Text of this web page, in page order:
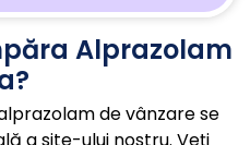
Alprazolam
de vânzare se